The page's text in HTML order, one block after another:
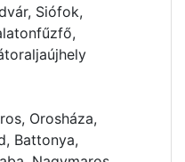
Siófok,
Orosháza,
Battonya,